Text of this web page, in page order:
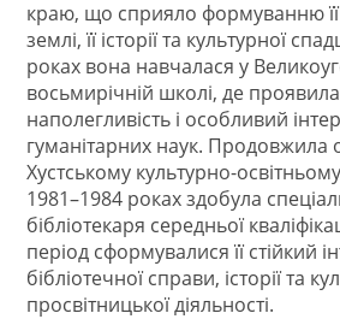
краю, що сприяло формуванню її
землі, її історії та культурної
роках вона навчалася у
восьмирічній школі, де проявила
наполегливість і особливий
гуманітарних наук. Продовжила
Хустському культурно-
1981–1984 роках здобула
бібліотекаря середньої
період сформувалися її стійкий
бібліотечної справи, історії та
просвітницької діяльності.